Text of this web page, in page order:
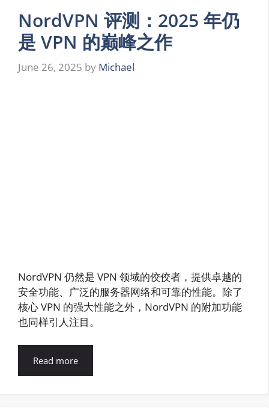
NordVPN 评测：2025 年仍
是 VPN 的巅峰之作
June 26, 2025 by Michael
NordVPN 仍然是 VPN 领域的佼佼者，提供卓越的
安全功能、广泛的服务器网络和可靠的性能。除了
核心 VPN 的强大性能之外，NordVPN 的附加功能
也同样引人注目。
Read more